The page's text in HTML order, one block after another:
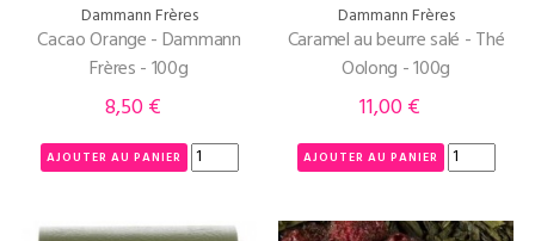
Dammann Frères
Cacao Orange - Dammann
Frères - 100g
Prix
8,50 €
AJOUTER AU PANIER
Dammann Frères
Caramel au beurre salé - Thé
Oolong - 100g
Prix
11,00 €
AJOUTER AU PANIER